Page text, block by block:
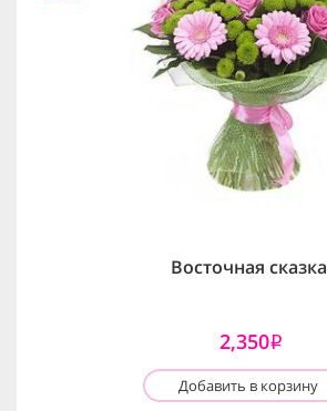
Восточная сказка
2,350i
Добавить в корзину